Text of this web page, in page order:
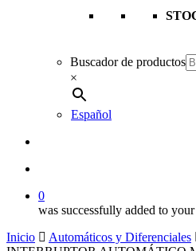
Buscador de productos
×
Español
0
was successfully added to your
Inicio
Automáticos y Diferenciales